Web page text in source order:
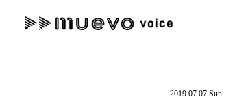
"読者の声を形にする”音楽特化メディア
2019.07.07 Sun